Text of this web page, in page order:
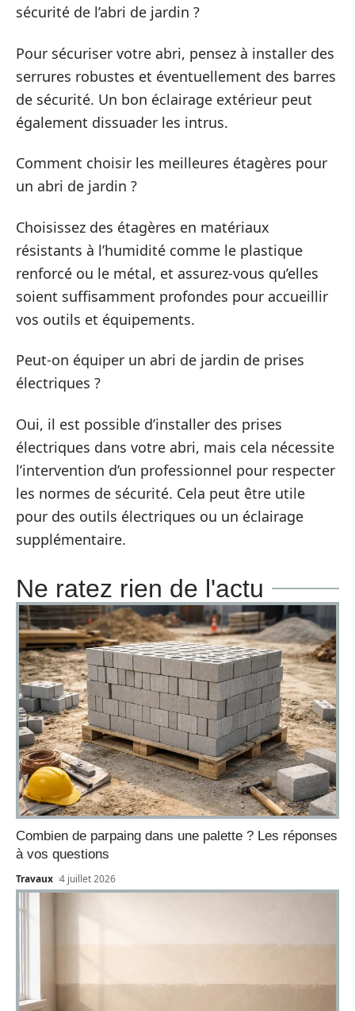
sécurité de l’abri de jardin ?
Pour sécuriser votre abri, pensez à installer des
serrures robustes et éventuellement des barres
de sécurité. Un bon éclairage extérieur peut
également dissuader les intrus.
Comment choisir les meilleures étagères pour
un abri de jardin ?
Choisissez des étagères en matériaux
résistants à l’humidité comme le plastique
renforcé ou le métal, et assurez-vous qu’elles
soient suffisamment profondes pour accueillir
vos outils et équipements.
Peut-on équiper un abri de jardin de prises
électriques ?
Oui, il est possible d’installer des prises
électriques dans votre abri, mais cela nécessite
l’intervention d’un professionnel pour respecter
les normes de sécurité. Cela peut être utile
pour des outils électriques ou un éclairage
supplémentaire.
Ne ratez rien de l'actu
Combien de parpaing dans une palette ? Les réponses
à vos questions
Travaux 4 juillet 2026